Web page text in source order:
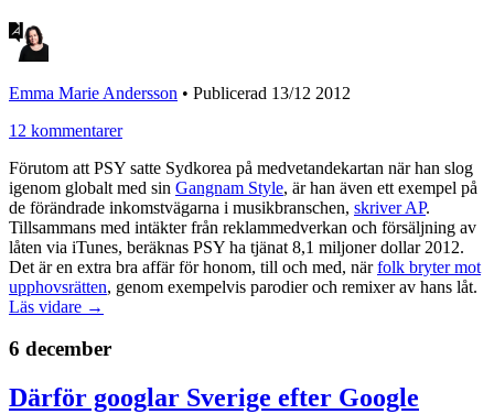
Emma Marie Andersson • Publicerad 13/12 2012
12 kommentarer
Förutom att PSY satte Sydkorea på medvetandekartan när han slog
igenom globalt med sin Gangnam Style, är han även ett exempel på
de förändrade inkomstvägarna i musikbranschen, skriver AP.
Tillsammans med intäkter från reklammedverkan och försäljning av
låten via iTunes, beräknas PSY ha tjänat 8,1 miljoner dollar 2012.
Det är en extra bra affär för honom, till och med, närfolk bryter mot
upphovsrätten, genom exempelvis parodier och remixer av hans låt.
Läs vidare →
6 december
Därför googlar Sverige efter Google